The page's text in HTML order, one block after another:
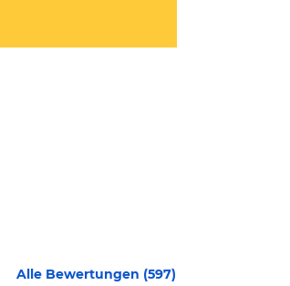
Alle Bewertungen (597)